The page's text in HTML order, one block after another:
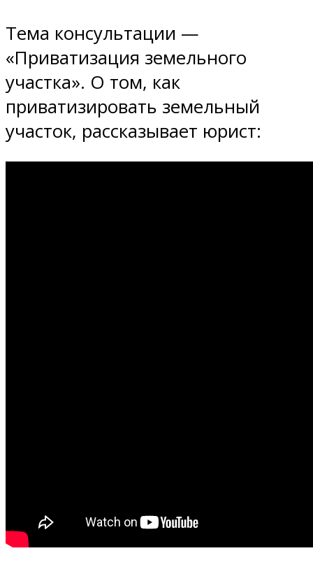
Тема консультации —
«Приватизация земельного
участка». О том, как
приватизировать земельный
участок, рассказывает юрист: